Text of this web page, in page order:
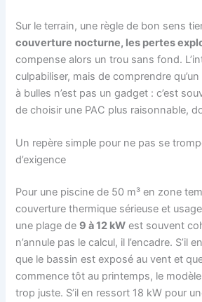
Sur le terrain, une règle de bon sens
couverture nocturne, les pertes
compense alors un trou sans fond.
culpabiliser, mais de comprendre
à bulles n’est pas un gadget : c’est
de choisir une PAC plus raisonnable,
Un repère simple pour ne pas se
d’exigence
Pour une piscine de 50 m³ en zone
couverture thermique sérieuse et
une plage de 9 à 12 kW est souvent
n’annule pas le calcul, il l’encadre. S’il
que le bassin est exposé au vent et
commence tôt au printemps, le
trop juste. S’il en ressort 18 kW pour